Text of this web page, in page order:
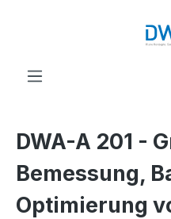
DWA-A 201 -
Bemessung,
Optimierung